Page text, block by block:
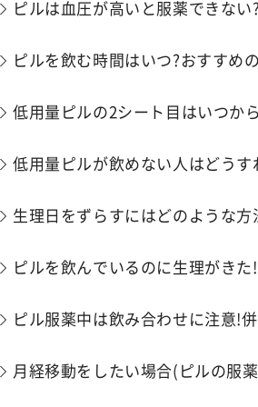
ピルは血圧が高いと服薬できない?
ピルを飲む時間はいつ?おすすめ
低用量ピルの2シート目はいつか
低用量ピルが飲めない人はどうす
生理日をずらすにはどのような方
ピルを飲んでいるのに生理がき
ピル服薬中は飲み合わせに注意!
月経移動をしたい場合(ピルの服